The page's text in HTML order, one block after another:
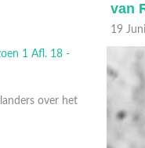
over het
van
19